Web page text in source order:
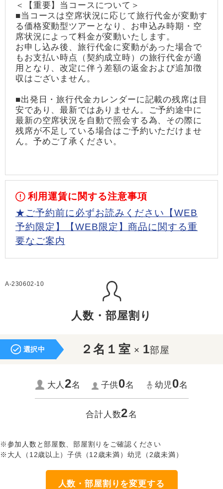
＜【重要】当コースについて＞
■当コースは空席状況に応じて旅行代金が変動す
る価格変動型ツアーとなり、お申込み時期・空
席状況によって料金が変動いたします。
お申し込み後、旅行代金に変動があった場合で
もお支払い時点（契約成立時）の旅行代金が適
用となり、改定に伴う差額の返金および追加徴
収はございません。
■出発日・旅行代金カレンダーに記載の残席は目
安であり、最新ではありません。ご予約途中に
最新の空席状況を自動で照会する為、その際に
残席が不足している場合はご予約いただけませ
ん。予めご了承ください。
利用運賃に関する注意事項
★ご予約前に必ずお読みください【WEB
予約限定】【WEB限定】商品に関する重
要なご案内
A-230602-10
人数・部屋割り
選択中 ２名１室 × 1部屋
大人2名 子供0名 幼児0名
合計人数2名
※参加人数と部屋数、部屋割りをご確認ください
※大人（12歳以上）子供（12歳未満）幼児（2歳未満）
人数・部屋割りを変更する